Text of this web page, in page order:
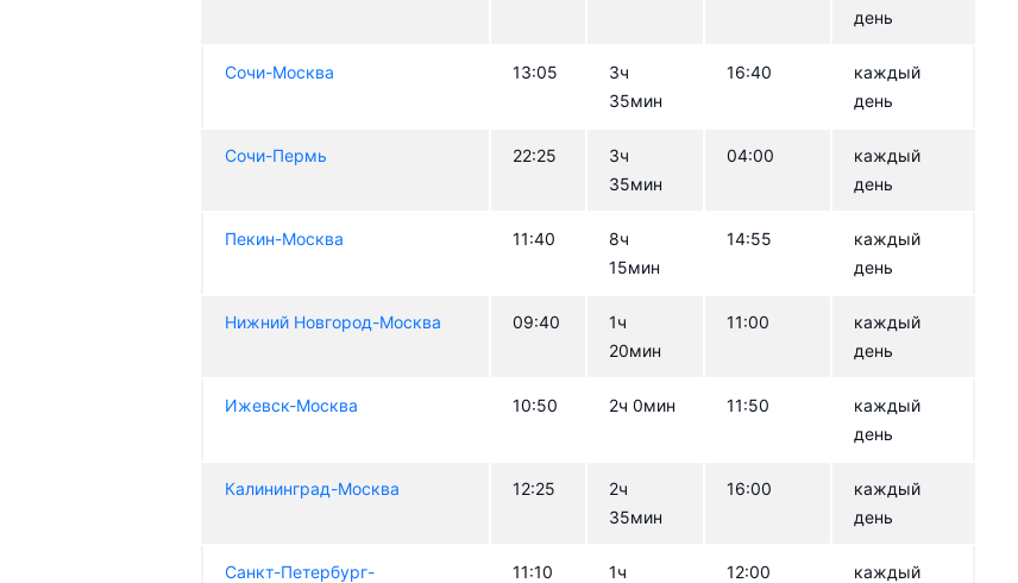
день
Сочи-Москва 13:05
3ч
35мин
16:40
каждый
день
Сочи-Пермь 22:25
3ч
35мин
04:00
каждый
день
Пекин-Москва 11:40
8ч
15мин
14:55
каждый
день
Нижний Новгород-Москва 09:40
1ч
20мин
11:00
каждый
день
Ижевск-Москва 10:50 2ч 0мин 11:50
каждый
день
Калининград-Москва 12:25
2ч
35мин
16:00
каждый
день
Санкт-Петербург-
11:10
1ч
12:00
каждый